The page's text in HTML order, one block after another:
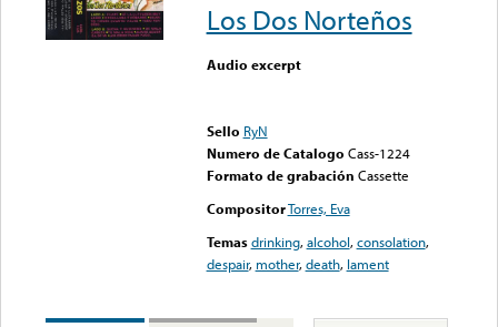
Los Dos Norteños
Audio excerpt
Sello RyN
Numero de Catalogo Cass-1224
Formato de grabación Cassette
CompositorTorres, Eva
Temas drinking,alcohol,consolation,
despair, mother,death, lament